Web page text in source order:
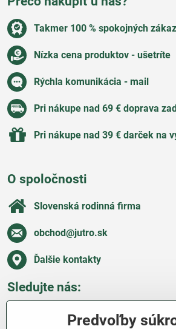
Takmer 100 % spokojných
Nízka cena produktov - ušetríte
Rýchla komunikácia - mail
Pri nákupe nad 69 € doprava
Pri nákupe nad 39 € darček na
O spoločnosti
Slovenská rodinná firma
obchod​@jutro​.sk
Ďalšie kontakty
Sledujte nás:
Predvoľby